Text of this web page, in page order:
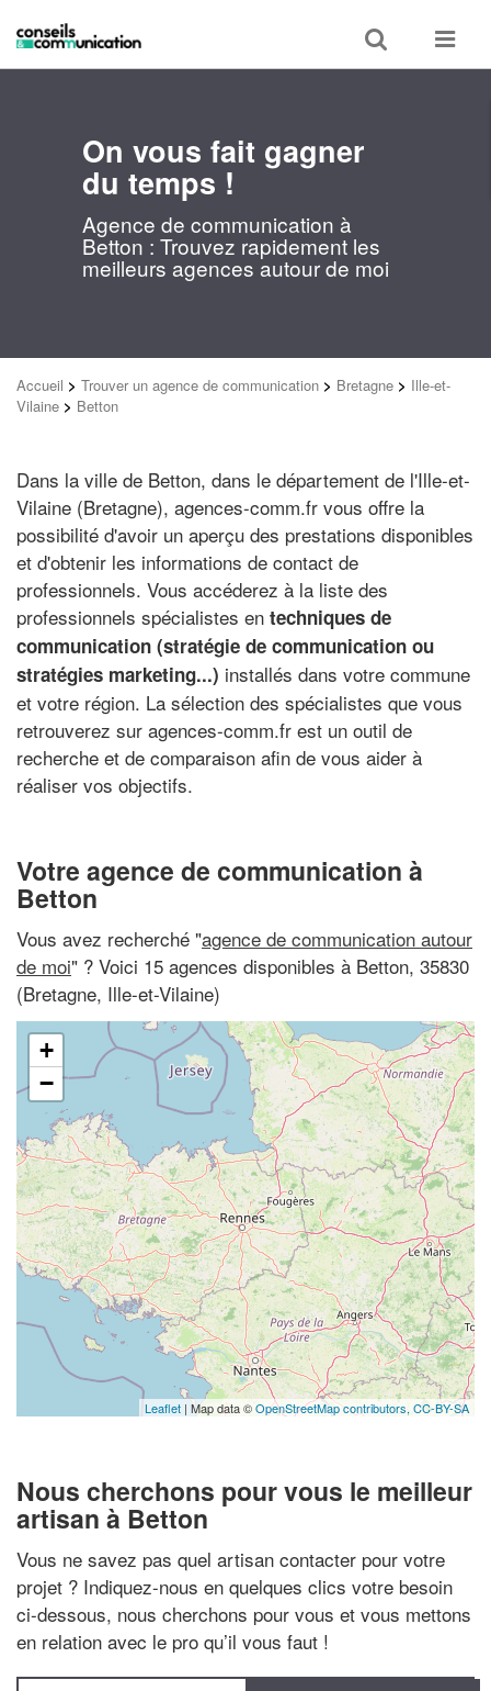
Toggle
search
Toggle
On vous fait gagner
du temps !
Agence de communication à
Betton : Trouvez rapidement les
meilleurs agences autour de moi
Accueil > Trouver un agence de communication > Bretagne > Ille-et-
Vilaine > Betton
Dans la ville de Betton, dans le département de l'Ille-et-
Vilaine (Bretagne), agences-comm.fr vous offre la
possibilité d'avoir un aperçu des prestations disponibles
et d'obtenir les informations de contact de
professionnels. Vous accéderez à la liste des
professionnels spécialistes en techniques de
communication (stratégie de communication ou
stratégies marketing...) installés dans votre commune
et votre région. La sélection des spécialistes que vous
retrouverez sur agences-comm.fr est un outil de
recherche et de comparaison afin de vous aider à
réaliser vos objectifs.
Votre agence de communication à
Betton
Vous avez recherché "agence de communication autour
de moi" ? Voici 15 agences disponibles à Betton, 35830
(Bretagne, Ille-et-Vilaine)
+
−
Leaflet | Map data ©OpenStreetMap contributors, CC-BY-SA
Nous cherchons pour vous le meilleur
artisan à Betton
Vous ne savez pas quel artisan contacter pour votre
projet ? Indiquez-nous en quelques clics votre besoin
ci-dessous, nous cherchons pour vous et vous mettons
en relation avec le pro qu’il vous faut !